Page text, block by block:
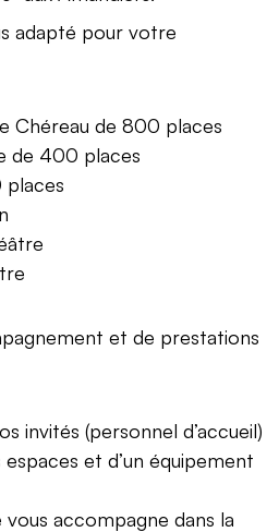
adapté pour votre
Chéreau de 800 places
de 400 places
places
et de prestations
invités (personnel d’accueil)
et d’un équipement
accompagne dans la